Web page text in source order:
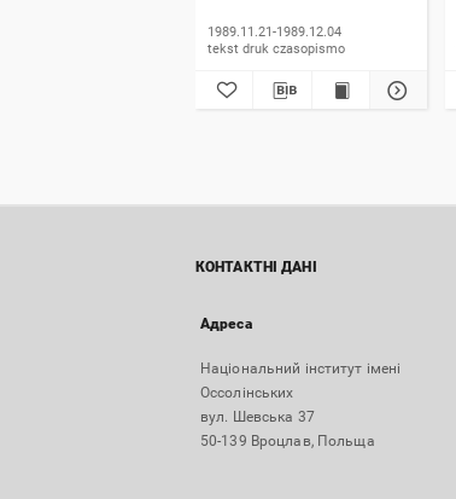
1989.11.21-1989.12.04
tekst druk czasopismo
КОНТАКТНІ ДАНІ
Адреса
Національний інститут імені
Оссолінських
вул. Шевська 37
50-139 Вроцлав, Польща